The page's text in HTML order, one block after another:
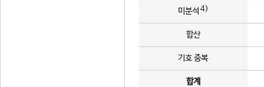
미분석 4)
합산
기호 중복
합계